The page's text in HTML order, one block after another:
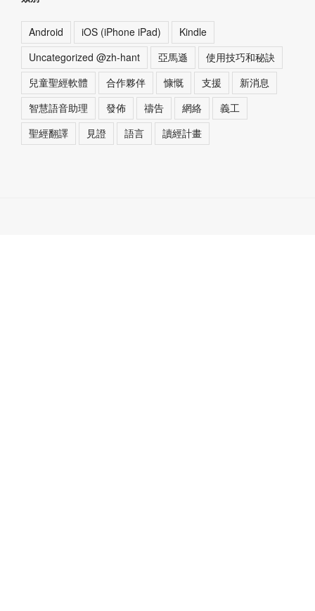
Android iOS (iPhone iPad)
Kindle
Uncategorized @zh-hant
亞馬遜
使用技巧和秘訣
兒童聖經軟體
合作夥伴 慷慨 支援
新消息
智慧語音助理
發佈 禱告 網絡
義工
聖經翻譯
見證 語言 讀經計畫